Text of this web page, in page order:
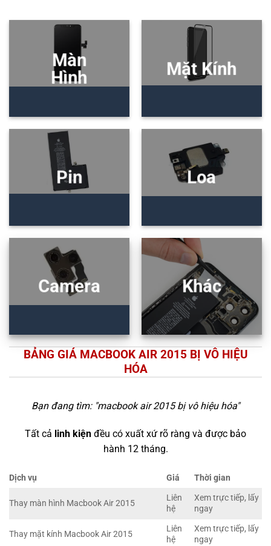
Màn
Hình
Mặt Kính
Pin Loa
Camera Khác
BẢNG GIÁ MACBOOK AIR 2015 BỊ VÔ HIỆU
HÓA
Bạn đang tìm: "macbook air 2015 bị vô hiệu hóa"
Tất cả linh kiện đều có xuất xứ rõ ràng và được bảo
hành 12 tháng.
Dịch vụ Giá Thời gian
Thay màn hình Macbook Air 2015
Liên
hệ
Xem trực tiếp, lấy
ngay
Thay mặt kính Macbook Air 2015
Liên
hệ
Xem trực tiếp, lấy
ngay